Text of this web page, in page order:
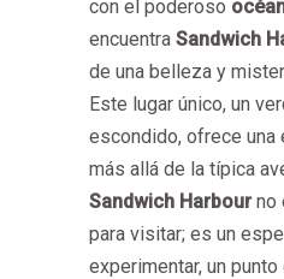
con el poderoso
encuentra Sandwich
de una belleza y
Este lugar único, un
escondido, ofrece una
más allá de la típica
Sandwich Harbourno
para visitar; es un
experimentar, un